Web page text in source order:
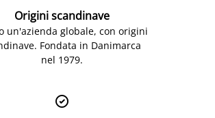
Origini scandinave
un'azienda globale, con origini
Fondata in Danimarca
nel 1979.
